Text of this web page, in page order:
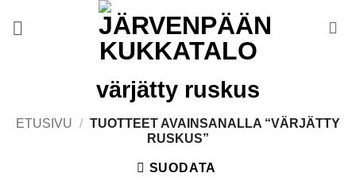
värjätty ruskus
ETUSIVU / TUOTTEET AVAINSANALLA “VÄRJÄTTY
RUSKUS”
SUODATA